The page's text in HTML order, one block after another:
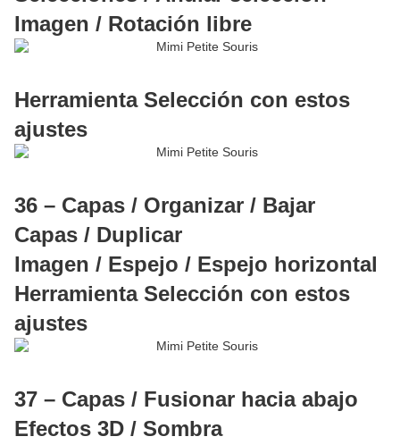
Imagen / Rotación libre
Herramienta Selección con estos
ajustes
36 – Capas / Organizar / Bajar
Capas / Duplicar
Imagen / Espejo / Espejo horizontal
Herramienta Selección con estos
ajustes
37 – Capas / Fusionar hacia abajo
Efectos 3D / Sombra